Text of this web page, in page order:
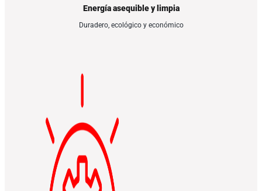
Energía asequible y limpia
Duradero, ecológico y económico